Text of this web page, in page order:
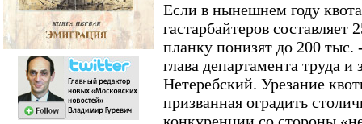
Если в нынешнем году
гастарбайтеров
планку понизят до 200
глава департамента труда
Нетеребский. Урезание
призванная оградить